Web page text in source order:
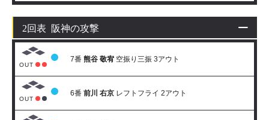
2回表 阪神の攻撃
OUT
7番 熊谷 敬宥 空振り三振 3アウト
OUT
6番 前川 右京 レフトフライ 2アウト